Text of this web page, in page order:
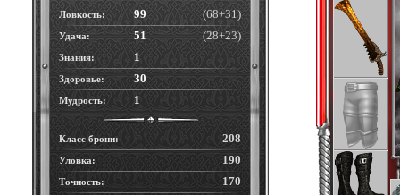
Ловкость: 99 (68+31)
Удача: 51 (28+23)
Знания: 1
Здоровье: 30
Мудрость: 1
Класс брони: 208
Уловка: 190
Точность: 170